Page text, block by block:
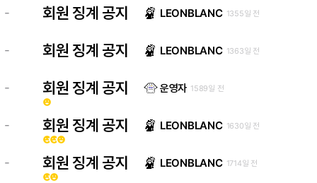
- 회원 징계 공지 LEONBLANC 1355일 전
- 회원 징계 공지 LEONBLANC 1363일 전
-
emoji_emotions
회원 징계 공지 운영자 1589일 전
-
emoji_emotionsemoji_emotionsemoji_emotions
회원 징계 공지 LEONBLANC 1630일 전
-
emoji_emotionsemoji_emotions
회원 징계 공지 LEONBLANC 1714일 전